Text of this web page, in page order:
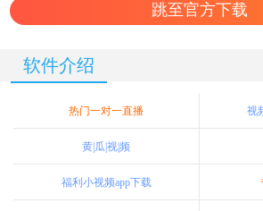
跳至官方下载
软件介绍
热门一对一直播 视
黄|瓜|视|频
福利小视频app下载